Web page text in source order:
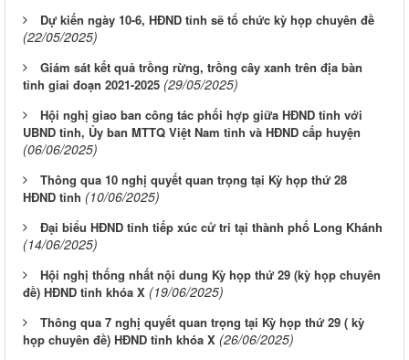
Dự kiến ngày 10-6, HĐND tỉnh sẽ tổ chức kỳ họp chuyên đề
(22/05/2025)
Giám sát kết quả trồng rừng, trồng cây xanh trên địa bàn
tỉnh giai đoạn 2021-2025 (29/05/2025)
Hội nghị giao ban công tác phối hợp giữa HĐND tỉnh với
UBND tỉnh, Ủy ban MTTQ Việt Nam tỉnh và HĐND cấp huyện
(06/06/2025)
Thông qua 10 nghị quyết quan trọng tại Kỳ họp thứ 28
HĐND tỉnh (10/06/2025)
Đại biểu HĐND tỉnh tiếp xúc cử tri tại thành phố Long Khánh
(14/06/2025)
Hội nghị thống nhất nội dung Kỳ họp thứ 29 (kỳ họp chuyên
đề) HĐND tỉnh khóa X (19/06/2025)
Thông qua 7 nghị quyết quan trọng tại Kỳ họp thứ 29 ( kỳ
họp chuyên đề) HĐND tỉnh khóa X (26/06/2025)